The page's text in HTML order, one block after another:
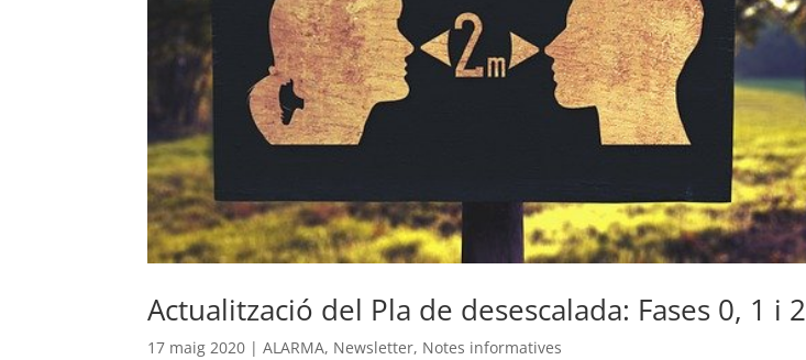
Actualització del Pla de desescalada: Fases 0, 1 i 2
17 maig 2020 |ALARMA, Newsletter, Notes informatives